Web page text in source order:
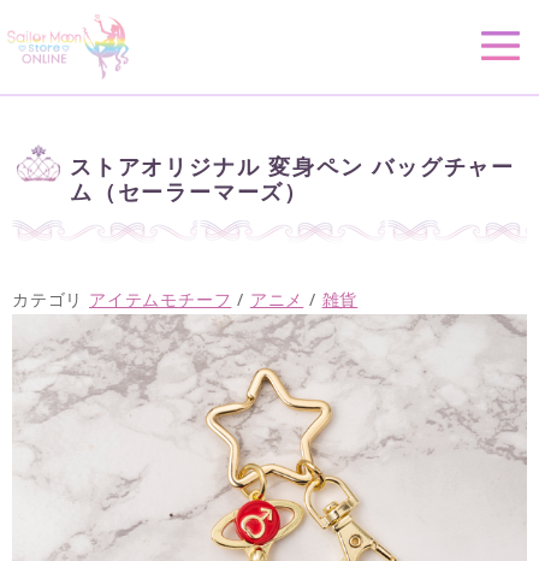
ストアオリジナル 変身ペン バッグチャー
ム（セーラーマーズ）
カテゴリ アイテムモチーフ / アニメ / 雑貨